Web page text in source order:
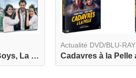
L'Élu, The Leather Boys, La Bête de la Caverne H...
Actualité DVD/BLU-RAY